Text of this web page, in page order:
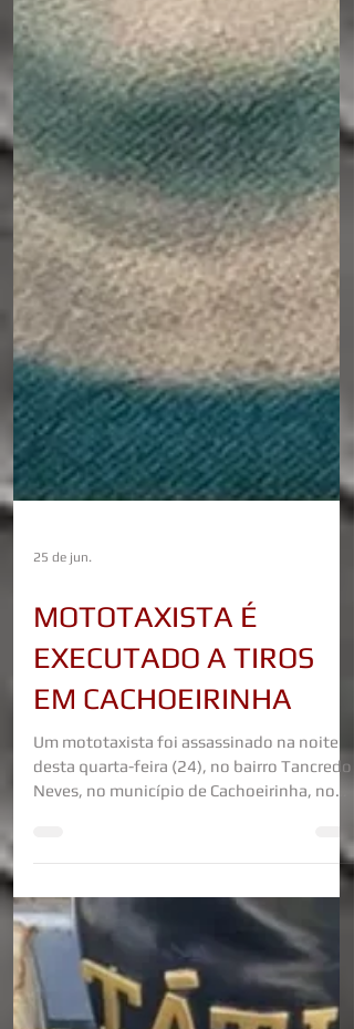
25 de jun.
EXECUTADO A TIROS
EM CACHOEIRINHA
desta quarta-feira (24), no bairro Tancredo
Neves, no município de Cachoeirinha, no
Agreste de Pernambuco. A vítima, José
Orlando da Silva, de 35 anos, estava em um
mercadinho consumindo bebidas quando
foi surpreendida por dois homens que
chegaram ao local em uma motocicleta. De